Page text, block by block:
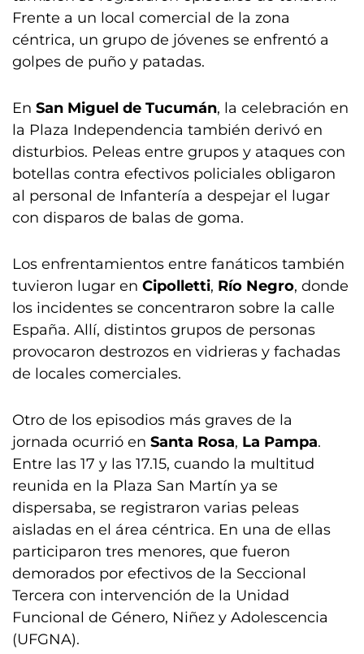
Frente a un local comercial de la zona
céntrica, un grupo de jóvenes se enfrentó a
golpes de puño y patadas.
En San Miguel de Tucumán, la celebración en
la Plaza Independencia también derivó en
disturbios. Peleas entre grupos y ataques con
botellas contra efectivos policiales obligaron
al personal de Infantería a despejar el lugar
con disparos de balas de goma.
Los enfrentamientos entre fanáticos también
tuvieron lugar en Cipolletti, Río Negro, donde
los incidentes se concentraron sobre la calle
España. Allí, distintos grupos de personas
provocaron destrozos en vidrieras y fachadas
de locales comerciales.
Otro de los episodios más graves de la
jornada ocurrió en Santa Rosa, La Pampa.
Entre las 17 y las 17.15, cuando la multitud
reunida en la Plaza San Martín ya se
dispersaba, se registraron varias peleas
aisladas en el área céntrica. En una de ellas
participaron tres menores, que fueron
demorados por efectivos de la Seccional
Tercera con intervención de la Unidad
Funcional de Género, Niñez y Adolescencia
(UFGNA).